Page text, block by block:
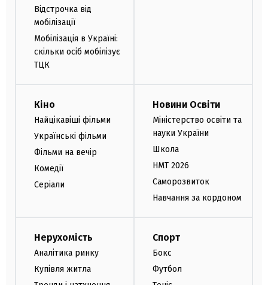
Відстрочка від
мобілізації
Мобілізація в Україні:
скільки осіб мобілізує
ТЦК
Кіно
Найцікавіші фільми
Українські фільми
Фільми на вечір
Комедії
Серіали
Новини Освіти
Міністерство освіти та
науки України
Школа
НМТ 2026
Саморозвиток
Навчання за кордоном
Нерухомість
Аналітика ринку
Купівля житла
Спорт
Бокс
Футбол